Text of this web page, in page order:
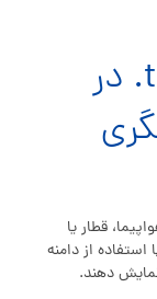
کاربردهای دامنه travel. در
قطار یا
از دامنه